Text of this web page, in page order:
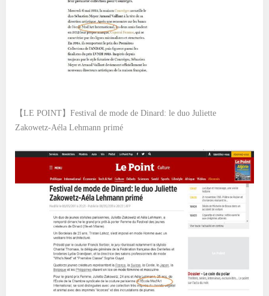
【LE POINT】Festival de mode de Dinard: le duo Juliette
Zakowetz-Aéla Lehmann primé